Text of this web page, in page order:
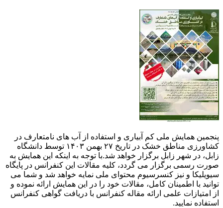
پنجمین همایش ملی کم آبیاری و استفاده از آب های نامتعارف در
کشاورزی مناطق خشک در تاریخ ۲۷ بهمن ۱۴۰۳ توسط دانشگاه
زابل، در شهر زابل برگزار خواهد شد.با توجه به اینکه این همایش به
صورت رسمی برگزار می گردد، کلیه مقالات این کنفرانس در پایگاه
سیویلیکا و نیز کنسرسیوم محتوای ملی نمایه خواهد شد و شما می
توانید با اطمینان کامل، مقالات خود را در این همایش ارائه نموده و
از امتیازات علمی ارائه مقاله کنفرانس با دریافت گواهی کنفرانس
استفاده نمایید.